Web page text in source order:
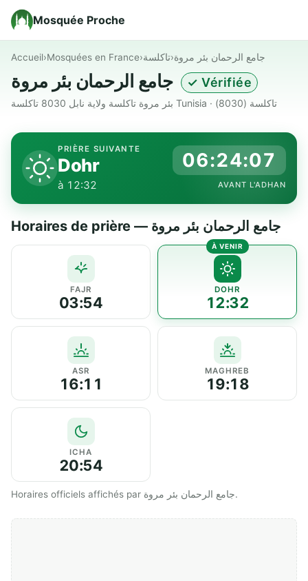
Mosquée Proche
Accueil›Mosquées en France›تاكلسة›جامع الرحمان بئر مروة
جامع الرحمان بئر مروة ✓ Vérifiée
بئر مروة تاكلسة ولاية نابل 8030 تاكلسة Tunisia · تاكلسة (8030)
PRIÈRE SUIVANTE
Dohr
à 12:32
06:24:06
AVANT L'ADHAN
Horaires de prière — جامع الرحمان بئر مروة
FAJR
03:54
DOHR
12:32
ASR
16:11
MAGHREB
19:18
ICHA
20:54
Horaires officiels affichés par جامع الرحمان بئر مروة.